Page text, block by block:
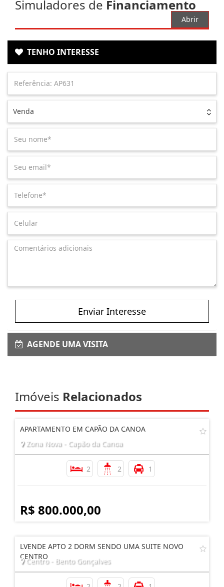
Simuladores de Financiamento
Abrir
TENHO INTERESSE
Venda
Enviar Interesse
AGENDE UMA VISITA
Imóveis Relacionados
APARTAMENTO EM CAPÃO DA CANOA
Zona Nova - Capão da Canoa
2 2 1
R$ 800.000,00
LVENDE APTO 2 DORM SENDO UMA SUITE NOVO
CENTRO
Centro - Bento Gonçalves